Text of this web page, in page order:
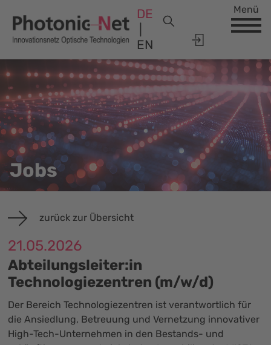
DE
EN
Menü
Jobs
zurück zur Übersicht
21.05.2026
Abteilungsleiter:in
Technologiezentren (m/w/d)
Der Bereich Technologiezentren ist verantwortlich für
die Ansiedlung, Betreuung und Vernetzung innovativer
High-Tech-Unternehmen in den Bestands- und